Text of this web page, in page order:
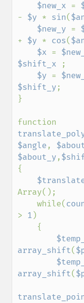
$new_x =
- $y * sin(
$new_y =
+ $y * cos(
$x =
$shift_x
;
$y =
$shift_y;
}
$angle ,
$about_y ,
{
Array();
    while(
> 1 )
array_shift(
array_shift(